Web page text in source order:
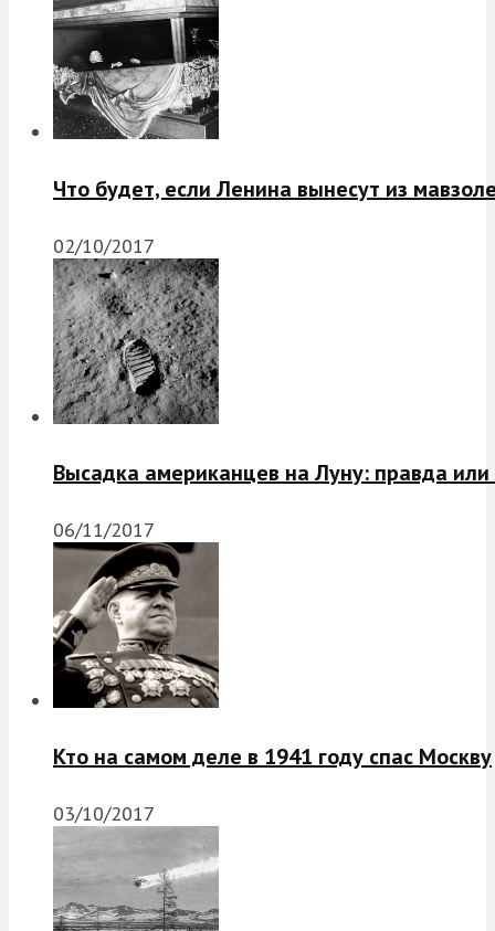
Что будет, если Ленина вынесут из
02/10/2017
Высадка американцев на Луну: правда
06/11/2017
Кто на самом деле в 1941 году спас Москву
03/10/2017